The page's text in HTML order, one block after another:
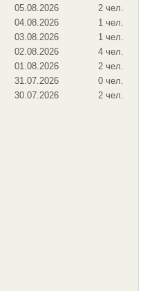
05.08.2026
2 чел.
04.08.2026
1 чел.
03.08.2026
1 чел.
02.08.2026
4 чел.
01.08.2026
2 чел.
31.07.2026
0 чел.
30.07.2026
2 чел.